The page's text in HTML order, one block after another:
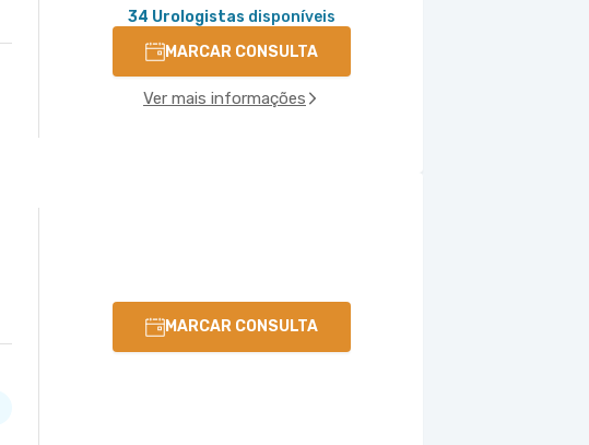
34 Urologistas disponíveis
MARCAR CONSULTA
Ver mais informações
MARCAR CONSULTA